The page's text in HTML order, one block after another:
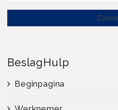
BeslagHulp
Beginpagina